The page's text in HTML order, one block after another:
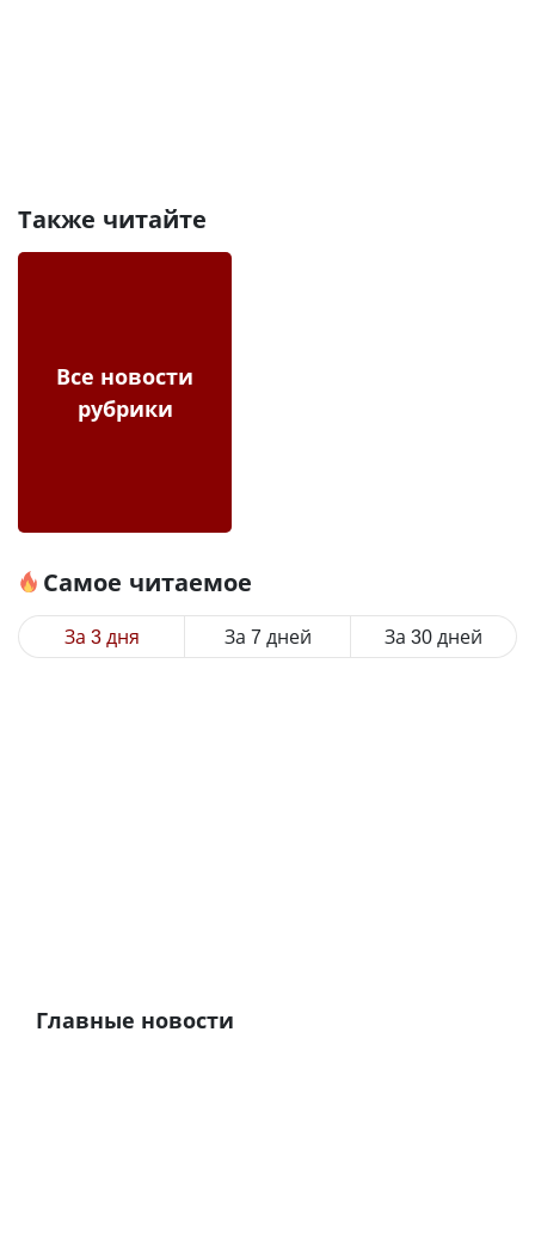
Также читайте
Все новости
рубрики
Самое читаемое
За 3 дня За 7 дней За 30 дней
Главные новости